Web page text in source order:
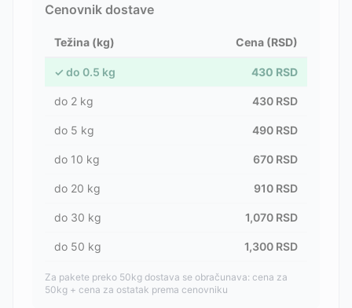
Cenovnik dostave
Težina (kg) Cena (RSD)
✓ do 0.5 kg 430 RSD
do 2 kg 430 RSD
do 5 kg 490 RSD
do 10 kg 670 RSD
do 20 kg 910 RSD
do 30 kg 1,070 RSD
do 50 kg 1,300 RSD
Za pakete preko 50kg dostava se obračunava: cena za
50kg + cena za ostatak prema cenovniku